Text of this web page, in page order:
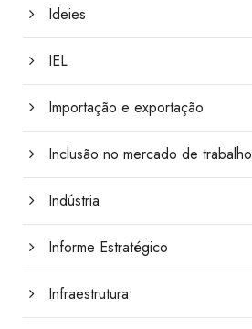
Ideies
IEL
Importação e exportação
Inclusão no mercado de trabalho
Indústria
Informe Estratégico
Infraestrutura